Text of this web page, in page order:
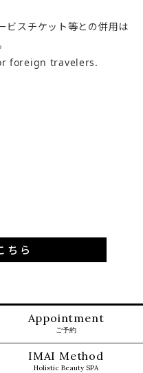
ビスチケット等との併用は
foreign travelers.
ちら
Appointment
ご予約
IMAI Method
Holistic Beauty SPA